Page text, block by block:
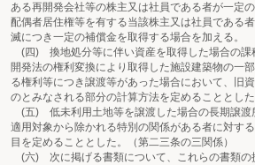
ある再開発会社等の株主又は社員である者が一定
配偶者居住権等を有する当該株主又は社員である
滅につき一定の補償金を取得する場合を加える。
(四) 換地処分等に伴い資産を取得した場合の課
開発法の権利変換により取得した施設建築物の一
る権利等につき譲渡等があった場合において、旧
のとみなされる部分の計算方法を定めることとし
(五) 低未利用土地等を譲渡した場合の長期譲渡
適用対象から除かれる特別の関係がある者に対す
目を定めることとした。（第二三条の三関係）
(六) 次に掲げる書類について、これらの書類の